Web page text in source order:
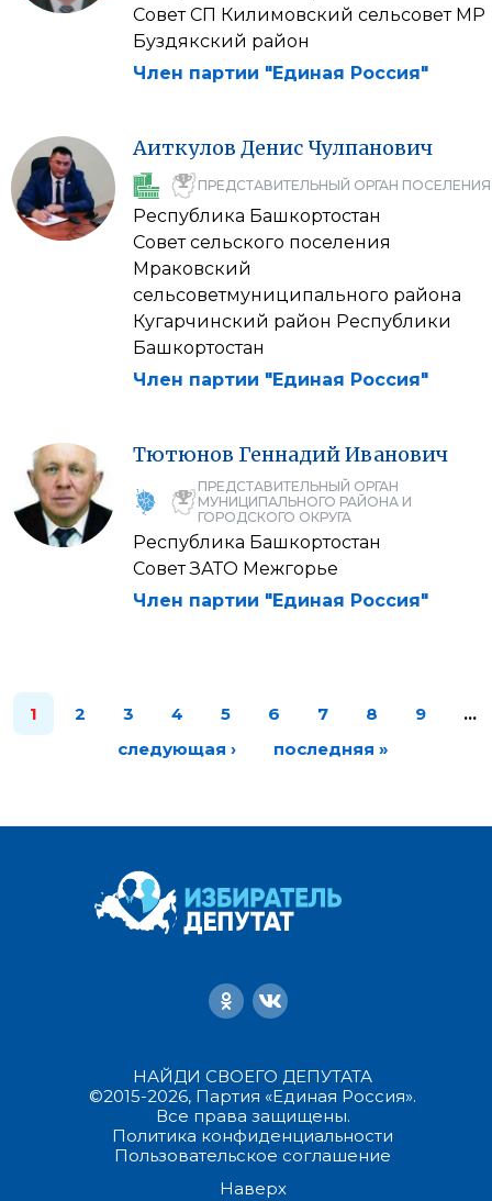
Совет СП Килимовский сельсовет МР
Буздякский район
Член партии "Единая Россия"
Аиткулов Денис Чулпанович
ПРЕДСТАВИТЕЛЬНЫЙ ОРГАН ПОСЕЛЕНИЯ
Республика Башкортостан
Совет сельского поселения
Мраковский
сельсоветмуниципального района
Кугарчинский район Республики
Башкортостан
Член партии "Единая Россия"
Тютюнов ГеннадийИванович
ПРЕДСТАВИТЕЛЬНЫЙ ОРГАН
МУНИЦИПАЛЬНОГО РАЙОНА И
ГОРОДСКОГО ОКРУГА
Республика Башкортостан
Совет ЗАТО Межгорье
Член партии "Единая Россия"
1 2 3 4 5 6 7 8 9
…
следующая ›
последняя »
НАЙДИ СВОЕГО ДЕПУТАТА
©2015-2026, Партия «Единая Россия».
Все права защищены.
Политика конфиденциальности
Пользовательское соглашение
Наверх